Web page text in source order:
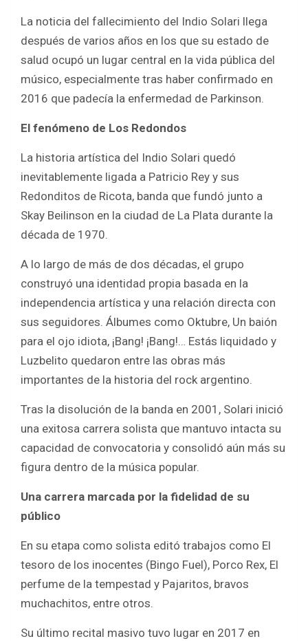
La noticia del fallecimiento del Indio Solari llega
después de varios años en los que su estado de
salud ocupó un lugar central en la vida pública del
músico, especialmente tras haber confirmado en
2016 que padecía la enfermedad de Parkinson.
El fenómeno de Los Redondos
La historia artística del Indio Solari quedó
inevitablemente ligada a Patricio Rey y sus
Redonditos de Ricota, banda que fundó junto a
Skay Beilinson en la ciudad de La Plata durante la
década de 1970.
A lo largo de más de dos décadas, el grupo
construyó una identidad propia basada en la
independencia artística y una relación directa con
sus seguidores. Álbumes como Oktubre, Un baión
para el ojo idiota, ¡Bang! ¡Bang!… Estás liquidado y
Luzbelito quedaron entre las obras más
importantes de la historia del rock argentino.
Tras la disolución de la banda en 2001, Solari inició
una exitosa carrera solista que mantuvo intacta su
capacidad de convocatoria y consolidó aún más su
figura dentro de la música popular.
Una carrera marcada por la fidelidad de su
público
En su etapa como solista editó trabajos como El
tesoro de los inocentes (Bingo Fuel), Porco Rex, El
perfume de la tempestad y Pajaritos, bravos
muchachitos, entre otros.
Su último recital masivo tuvo lugar en 2017 en